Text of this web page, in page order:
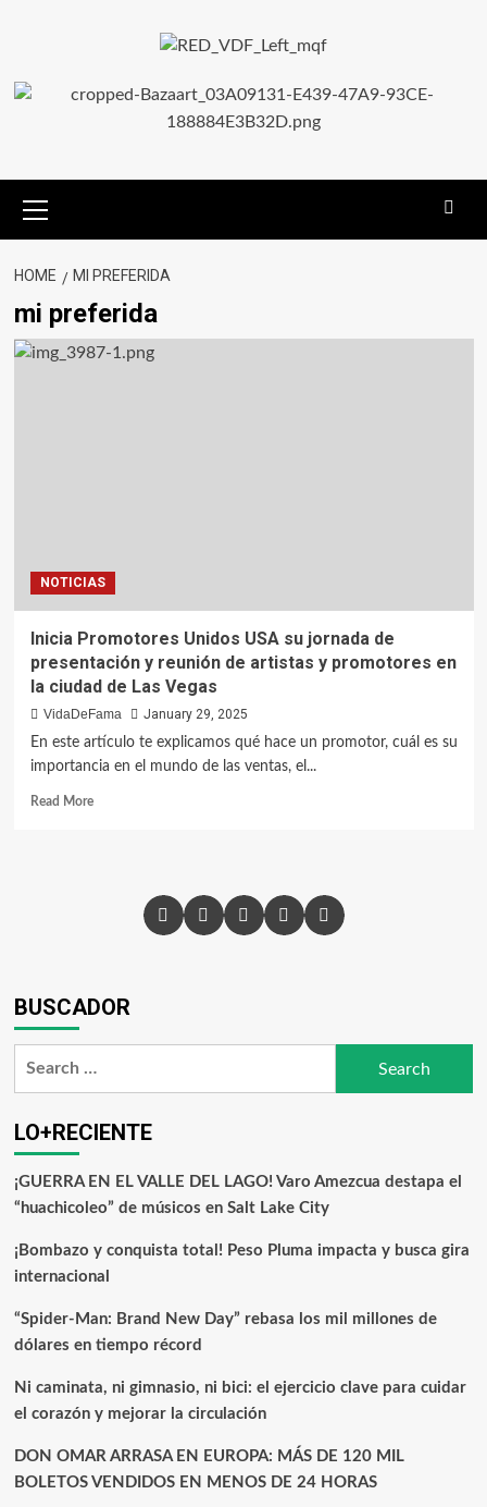
HOME MI PREFERIDA
mi preferida
NOTICIAS
Inicia Promotores Unidos USA su jornada de
presentación y reunión de artistas y promotores en
la ciudad de Las Vegas
VidaDeFama
January 29, 2025
En este artículo te explicamos qué hace un promotor, cuál es su
importancia en el mundo de las ventas, el...
Read More
BUSCADOR
LO+RECIENTE
¡GUERRA EN EL VALLE DEL LAGO! Varo Amezcua destapa el
“huachicoleo” de músicos en Salt Lake City
¡Bombazo y conquista total! Peso Pluma impacta y busca gira
internacional
“Spider-Man: Brand New Day” rebasa los mil millones de
dólares en tiempo récord
Ni caminata, ni gimnasio, ni bici: el ejercicio clave para cuidar
el corazón y mejorar la circulación
DON OMAR ARRASA EN EUROPA: MÁS DE 120 MIL
BOLETOS VENDIDOS EN MENOS DE 24 HORAS